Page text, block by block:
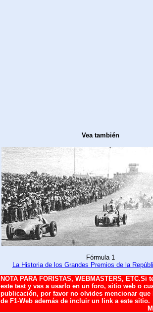
Vea también
Fórmula 1
La Historia de los Grandes Premios de la
NOTA PARA FORISTAS, WEBMASTERS, ETC.Si
este test y vas a usarlo en un foro, sitio web o
publicación, por favor no olvides mencionar que
de F1-Web además de incluir un link a este sitio.